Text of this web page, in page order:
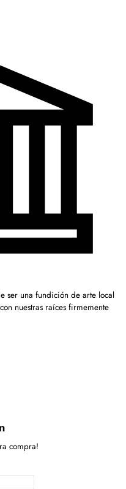
ser una fundición de arte local
nuestras raíces firmemente
compra!